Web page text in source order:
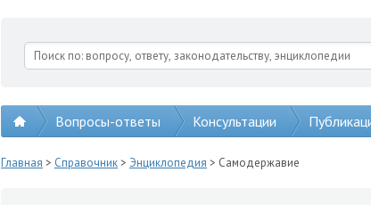
Вопросы-ответы Консультации
Главная > Справочник> Энциклопедия > Самодержавие